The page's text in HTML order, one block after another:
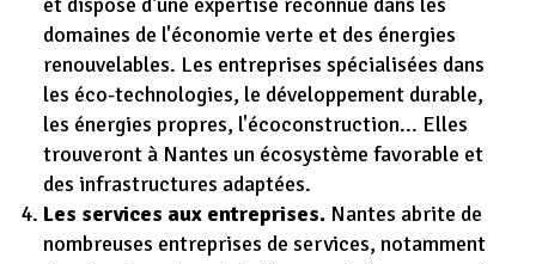
domaines de l'économie verte et des énergies
renouvelables. Les entreprises spécialisées dans
les éco-technologies, le développement durable,
les énergies propres, l'écoconstruction... Elles
trouveront à Nantes un écosystème favorable et
des infrastructures adaptées.
Les services aux entreprises. Nantes abrite de
nombreuses entreprises de services, notamment